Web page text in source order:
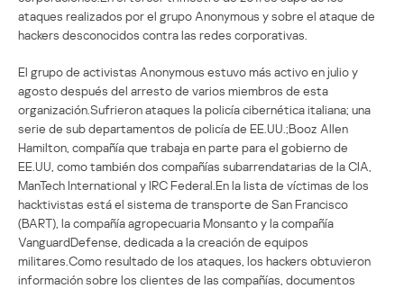
ataques realizados por el grupo Anonymous y sobre el ataque de
hackers desconocidos contra las redes corporativas.
El grupo de activistas Anonymous estuvo más activo en julio y
agosto después del arresto de varios miembros de esta
organización.Sufrieron ataques la policía cibernética italiana; una
serie de sub departamentos de policía de EE.UU.;Booz Allen
Hamilton, compañía que trabaja en parte para el gobierno de
EE.UU, como también dos compañías subarrendatarias de la CIA,
ManTech International y IRC Federal.En la lista de víctimas de los
hacktivistas está el sistema de transporte de San Francisco
(BART), la compañía agropecuaria Monsanto y la compañía
VanguardDefense, dedicada a la creación de equipos
militares.Como resultado de los ataques, los hackers obtuvieron
información sobre los clientes de las compañías, documentos